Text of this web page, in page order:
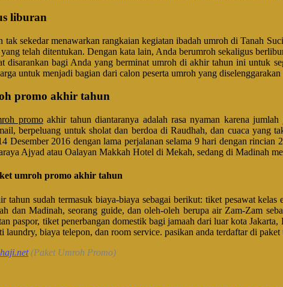
liburan
tak sekedar menawarkan rangkaian kegiatan ibadah umroh di Tanah
telah ditentukan. Dengan kata lain, Anda berumroh sekaligus
disarankan bagi Anda yang berminat umroh di akhir tahun ini untuk
untuk menjadi bagian dari calon peserta umroh yang
promo akhir tahun
promoakhir tahun diantaranya adalah rasa nyaman karena
berpeluang untuk sholat dan berdoa di Raudhah, dan cuaca yang
Desember 2016 dengan lama perjalanan selama 9 hari dengan
Ajyad atau Oalayan Makkah Hotel di Mekah, sedang di Madinah
umroh promo akhir tahun
tahun sudah termasuk biaya-biaya sebagai berikut: tiket pesawat
dan Madinah, seorang guide, dan oleh-oleh berupa air Zam-Zam
paspor, tiket penerbangan domestik bagi jamaah dari luar kota
laundry, biaya telepon, dan room service. pasikan anda terdaftar di
(Paket Umroh Promo)